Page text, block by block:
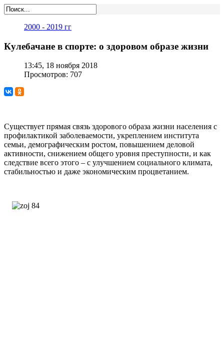
2000 - 2019 гг
Кулебачане в спорте: о здоровом образе жизни
13:45, 18 ноября 2018
Просмотров: 707
Существует прямая связь здорового образа жизни населения с
профилактикой заболеваемости, укреплением института
семьи, демографическим ростом, повышением деловой
активности, снижением общего уровня преступности, и как
следствие всего этого – с улучшением социального климата,
стабильностью и даже экономическим процветанием.